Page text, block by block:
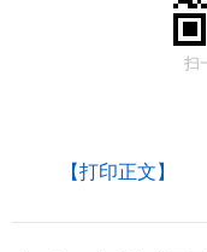
扫
【打印正文】